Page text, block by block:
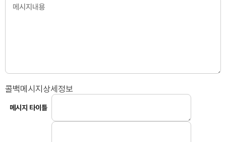
콜백메시지상세정보
메시지 타이틀